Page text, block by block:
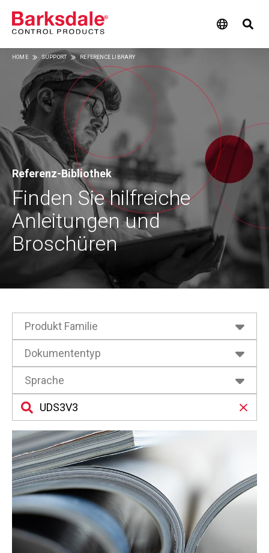
Skip
contentBreadcrumb
HOME SUPPORT REFERENCE LIBRARY
Referenz-Bibliothek
Finden Sie hilfreiche
Anleitungen und
Broschüren
Produkt Familie
Druck
Dokumententyp
Betriebsanleitung
Datenblätter
Konformitätsbescheinigungen
Sprache
Deutsch
Englisch